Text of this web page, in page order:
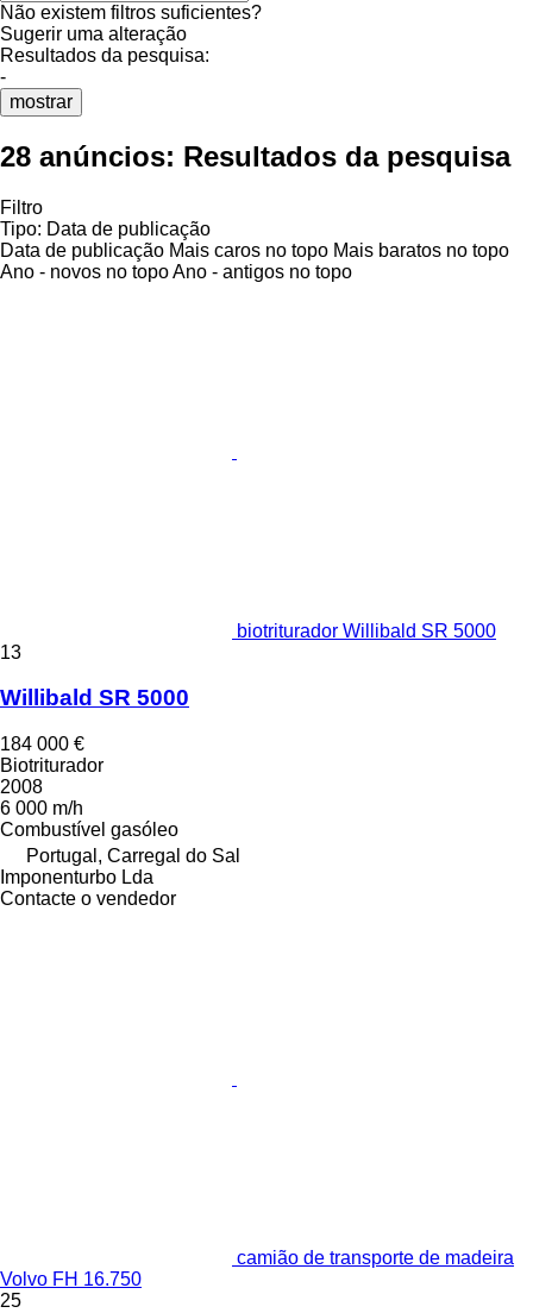
Não existem filtros suficientes?
Sugerir uma alteração
Resultados da pesquisa:
-
mostrar
28 anúncios: Resultados da pesquisa
Filtro
Tipo: Data de publicação
Data de publicação Mais caros no topo Mais baratos no topo
Ano - novos no topoAno - antigos no topo
biotriturador Willibald SR 5000
13
Willibald SR 5000
184 000 €
Biotriturador
2008
6 000 m/h
Combustível gasóleo
Portugal, Carregal do Sal
Imponenturbo Lda
Contacte o vendedor
camião de transporte de madeira
Volvo FH 16.750
25